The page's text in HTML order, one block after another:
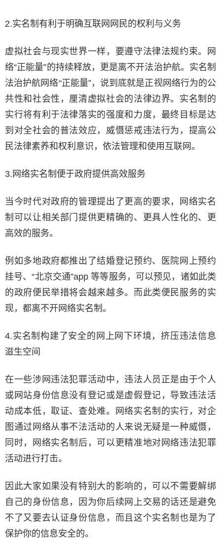
2.实名制有利于明确互联网网民的权利与义务
虚拟社会与现实世界一样，要遵守法律法规约束。网
络“正能量”的持续释放，更是离不开法治护航。实名制
法治护航网络“正能量”，说到底就是正视网络行为的公
共性和社会性，厘清虚拟社会的法律边界。实名制的
实行将有利于法律落实的强度和力度，最终目标是达
到对全社会的普法效应，威慑惩戒违法行为，提高公
民法律素养和权利意识，依法管理和使用互联网。
3.网络实名制便于政府提供高效服务
当今时代对政府的管理提出了更高的要求，网络实名
制可以让相关部门提供更精确的、更具人性化的、更
高效的服务。
例如多地政府都推出了结婚登记预约、医院网上预约
挂号、“北京交通”app 等等服务，可以预见，诸如此类
的政府便民举措将会越来越多。而此类便民服务的实
现，都离不开网络实名制。
4.实名制构建了安全的网上网下环境，挤压违法信息
滋生空间
在一些涉网违法犯罪活动中，违法人员正是由于个人
或网站身份信息没有登记或是虚假登记，导致违法活
动成本低，取证、查处难。网络实名制的实行，对企
图通过网络从事不法活动的人来说无疑是一种威慑，
同时，网络实名制后，可以更精准地对网络违法犯罪
活动进行打击。
因此大家如果没有特别大的影响的，可以不需要解绑
自己的身份信息，因为你后续网上交易的话还是避免
不了又要去认证身份信息，而且这个实名制也是为了
保护你的信息安全的。